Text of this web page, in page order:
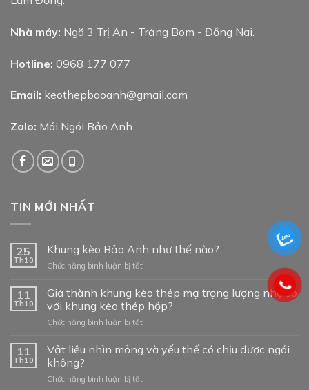
Nhà máy: Ngã 3 Trị An - Trảng Bom - Đồng Nai.
Hotline: 0968 177 077
Email: keothepbaoanh@gmail.com
Zalo: Mái Ngói Bảo Anh
TIN MỚI NHẤT
25
Th10
Khung kèo Bảo Anh như thế nào?
Chức năng bình luận bị tắtở
kèo
Bảo
Anh
như
nào?
11
Th10
Giá thành khung kèo thép mạ trọng lượng nhẹ so
với khung kèo thép hộp?
Chức năng bình luận bị tắtở
thành
khung
thép
11
Th10
Vật liệu nhìn mỏng và yếu thế có chịu được ngói
không?
Chức năng bình luận bị tắtở